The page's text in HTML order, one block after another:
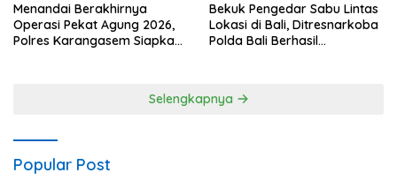
Menandai Berakhirnya
Operasi Pekat Agung 2026,
Polres Karangasem Siapkan
Bekuk Pengedar Sabu Lintas
Lokasi di Bali, Ditresnarkoba
Polda Bali Berhasil
Selengkapnya
Popular Post